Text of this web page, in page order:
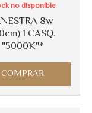
8w
1 CASQ.
"5000K"*
no disponible
COMPRAR
Más info